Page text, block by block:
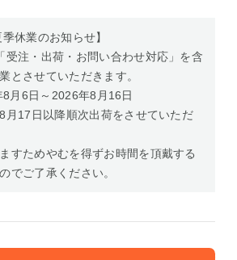
休業のお知らせ】
受注・出荷・お問い合わせ対応」を含
とさせていただきます。
月6日～2026年8月16日
17日以降順次出荷をさせていただ
すためやむを得ずお時間を頂戴する
でご了承ください。